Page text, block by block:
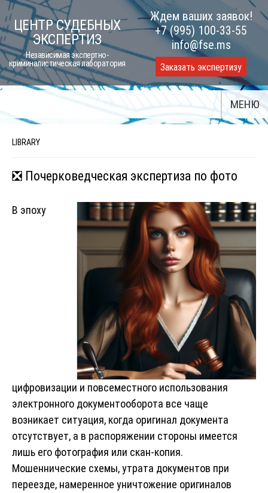
Skip
to
content
ЦЕНТР СУДЕБНЫХ
ЭКСПЕРТИЗ
Независимая экспертно-
криминалистическая лаборатория
Ждем ваших заявок!
+7 (995) 100-33-55
info@fse.ms
Заказать экспертизу
МЕНЮ
LIBRARY
❎ Почерковедческая экспертиза по фото
В эпоху
цифровизации и повсеместного использования
электронного документооборота все чаще
возникает ситуация, когда оригинал документа
отсутствует, а в распоряжении стороны имеется
лишь его фотография или скан-копия.
Мошеннические схемы, утрата документов при
переезде, намеренное уничтожение оригиналов